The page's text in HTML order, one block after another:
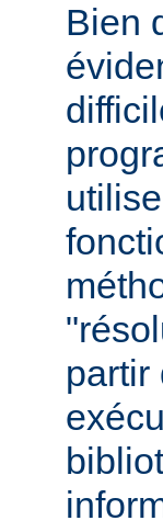
Bien
partir